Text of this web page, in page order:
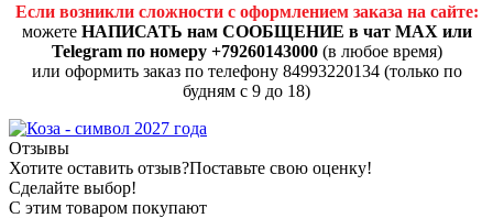
Если возникли сложности с оформлением заказа на сайте:
можете НАПИСАТЬ нам СООБЩЕНИЕ в чат MAX или
Telegram по номеру +79260143000(в любое время)
или оформить заказ по телефону 84993220134 (только по
будням с 9 до 18)
Отзывы
Хотите оставить отзыв?Поставьте свою оценку!
Сделайте выбор!
С этим товаром покупают